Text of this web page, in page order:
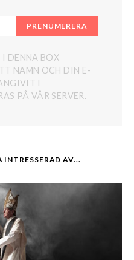
PRENUMERERA
DENNA BOX
NAMN OCH DIN E-
I
PÅ VÅR SERVER.
INTRESSERAD AV...